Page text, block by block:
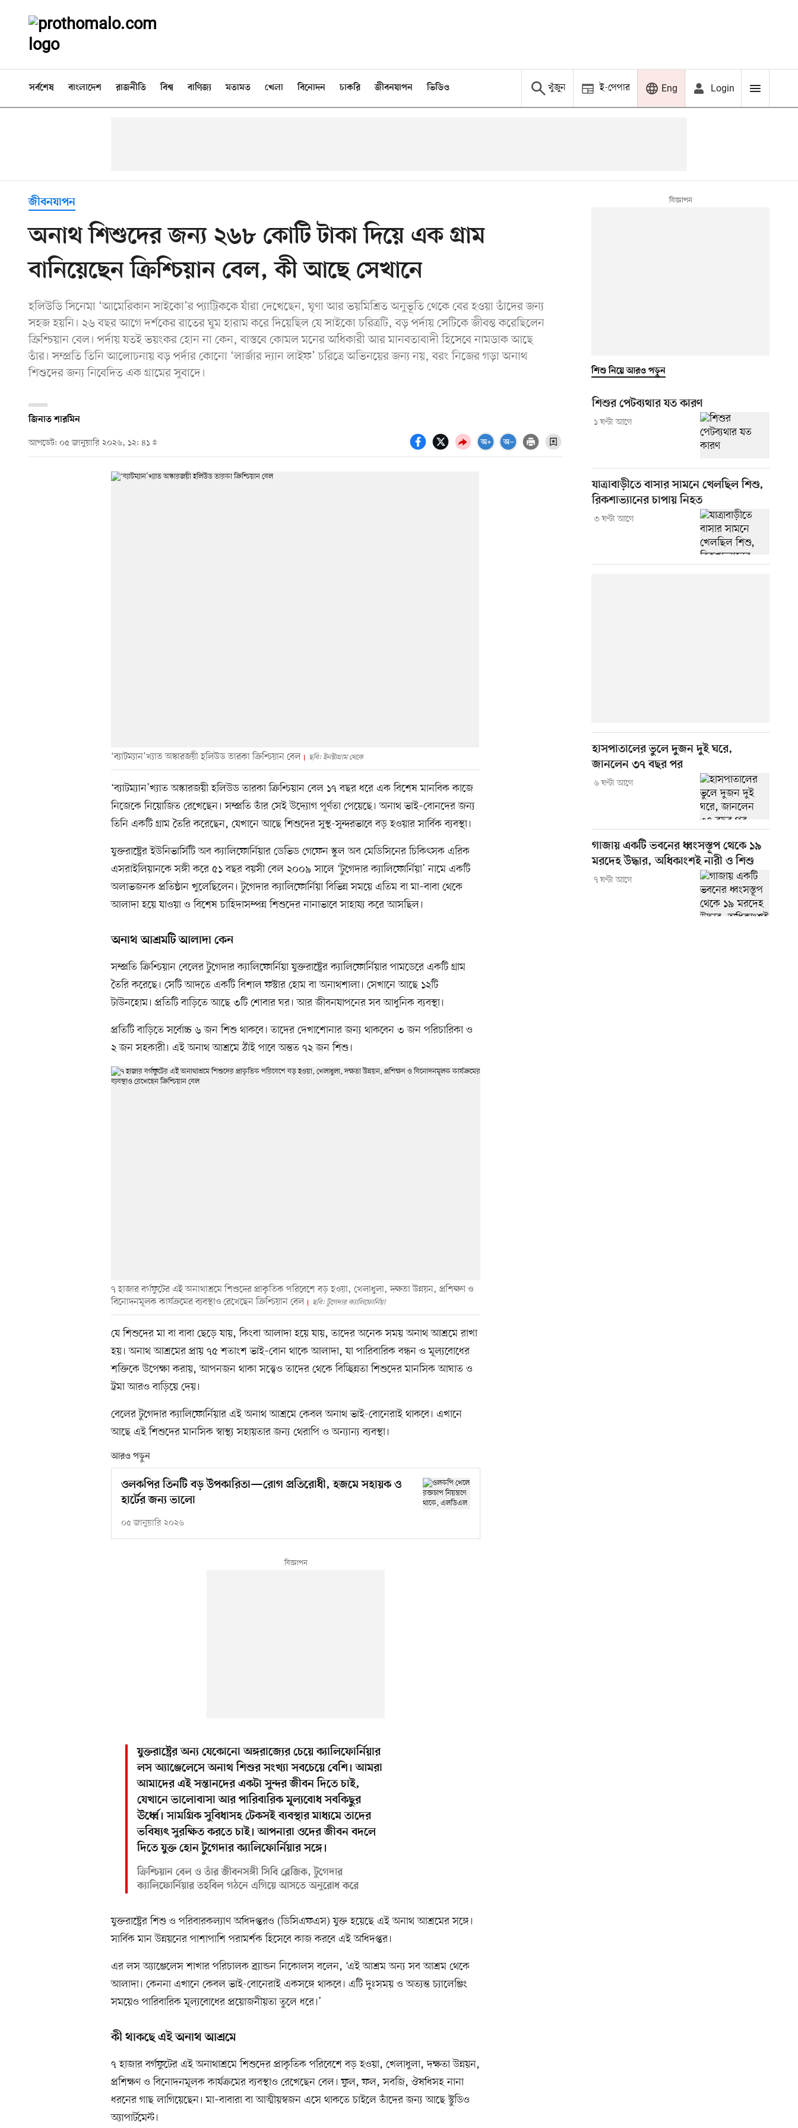
সর্বশেষ বাংলাদেশ রাজনীতি বিশ্ব বাণিজ্য মতামত খেলা বিনোদন চাকরি জীবনযাপন ভিডিও খুঁজুন ই-পেপার Eng Login
জীবনযাপন
অনাথ শিশুদের জন্য ২৬৮ কোটি টাকা দিয়ে এক গ্রাম
বানিয়েছেন ক্রিশ্চিয়ান বেল, কী আছে সেখানে
হলিউডি সিনেমা ‘আমেরিকান সাইকো’র প্যাট্রিককে যাঁরা দেখেছেন, ঘৃণা আর ভয়মিশ্রিত অনুভূতি থেকে বের হওয়া তাঁদের জন্য
সহজ হয়নি। ২৬ বছর আগে দর্শকের রাতের ঘুম হারাম করে দিয়েছিল যে সাইকো চরিত্রটি, বড় পর্দায় সেটিকে জীবন্ত করেছিলেন
ক্রিশ্চিয়ান বেল। পর্দায় যতই ভয়ংকর হোন না কেন, বাস্তবে কোমল মনের অধিকারী আর মানবতাবাদী হিসেবে নামডাক আছে
তাঁর। সম্প্রতি তিনি আলোচনায় বড় পর্দার কোনো ‘লার্জার দ্যান লাইফ’ চরিত্রে অভিনয়ের জন্য নয়, বরং নিজের গড়া অনাথ
শিশুদের জন্য নিবেদিত এক গ্রামের সুবাদে।
জিনাত শারমিন
আপডেট: ০৫ জানুয়ারি ২০২৬, ১২: ৪১
‘ব্যাটম্যান’খ্যাত অস্কারজয়ী হলিউড তারকা ক্রিশ্চিয়ান বেল ছবি: ইনস্টাগ্রাম থেকে
‘ব্যাটম্যান’খ্যাত অস্কারজয়ী হলিউড তারকা ক্রিশ্চিয়ান বেল ১৭ বছর ধরে এক বিশেষ মানবিক কাজে
নিজেকে নিয়োজিত রেখেছেন। সম্প্রতি তাঁর সেই উদ্যোগ পূর্ণতা পেয়েছে। অনাথ ভাই–বোনদের জন্য
তিনি একটি গ্রাম তৈরি করেছেন, যেখানে আছে শিশুদের সুস্থ-সুন্দরভাবে বড় হওয়ার সার্বিক ব্যবস্থা।
যুক্তরাষ্ট্রের ইউনিভার্সিটি অব ক্যালিফোর্নিয়ার ডেভিড গেফেন স্কুল অব মেডিসিনের চিকিৎসক এরিক
এসরাইলিয়ানকে সঙ্গী করে ৫১ বছর বয়সী বেল ২০০৯ সালে ‘টুগেদার ক্যালিফোর্নিয়া’ নামে একটি
অলাভজনক প্রতিষ্ঠান খুলেছিলেন। টুগেদার ক্যালিফোর্নিয়া বিভিন্ন সময়ে এতিম বা মা–বাবা থেকে
আলাদা হয়ে যাওয়া ও বিশেষ চাহিদাসম্পন্ন শিশুদের নানাভাবে সাহায্য করে আসছিল।
অনাথ আশ্রমটি আলাদা কেন
সম্প্রতি ক্রিশ্চিয়ান বেলের টুগেদার ক্যালিফোর্নিয়া যুক্তরাষ্ট্রের ক্যালিফোর্নিয়ার পামডেরে একটি গ্রাম
তৈরি করেছে। সেটি আদতে একটি বিশাল ফস্টার হোম বা অনাথশালা। সেখানে আছে ১২টি
টাউনহোম। প্রতিটি বাড়িতে আছে ৩টি শোবার ঘর। আর জীবনযাপনের সব আধুনিক ব্যবস্থা।
প্রতিটি বাড়িতে সর্বোচ্চ ৬ জন শিশু থাকবে। তাদের দেখাশোনার জন্য থাকবেন ৩ জন পরিচারিকা ও
২ জন সহকারী। এই অনাথ আশ্রমে ঠাঁই পাবে অন্তত ৭২ জন শিশু।
৭ হাজার বর্গফুটের এই অনাথাশ্রমে শিশুদের প্রাকৃতিক পরিবেশে বড় হওয়া, খেলাধুলা, দক্ষতা উন্নয়ন, প্রশিক্ষণ ও
বিনোদনমূলক কার্যক্রমের ব্যবস্থাও রেখেছেন ক্রিশ্চিয়ান বেল
ছবি: টুগেদার ক্যালিফোর্নিয়া
যে শিশুদের মা বা বাবা ছেড়ে যায়, কিংবা আলাদা হয়ে যায়, তাদের অনেক সময় অনাথ আশ্রমে রাখা
হয়। অনাথ আশ্রমের প্রায় ৭৫ শতাংশ ভাই–বোন থাকে আলাদা, যা পারিবারিক বন্ধন ও মূল্যবোধের
শক্তিকে উপেক্ষা করায়, আপনজন থাকা সত্ত্বেও তাদের থেকে বিচ্ছিন্নতা শিশুদের মানসিক আঘাত ও
ট্রমা আরও বাড়িয়ে দেয়।
বেলের টুগেদার ক্যালিফোর্নিয়ার এই অনাথ আশ্রমে কেবল অনাথ ভাই-বোনেরাই থাকবে। এখানে
আছে এই শিশুদের মানসিক স্বাস্থ্য সহায়তার জন্য থেরাপি ও অন্যান্য ব্যবস্থা।
আরও পড়ুন
ওলকপির তিনটি বড় উপকারিতা—রোগ প্রতিরোধী, হজমে সহায়ক ও
হার্টের জন্য ভালো
০৫ জানুয়ারি ২০২৬
যুক্তরাষ্ট্রের অন্য যেকোনো অঙ্গরাজ্যের চেয়ে ক্যালিফোর্নিয়ার
লস অ্যাঞ্জেলেসে অনাথ শিশুর সংখ্যা সবচেয়ে বেশি। আমরা
আমাদের এই সন্তানদের একটা সুন্দর জীবন দিতে চাই,
যেখানে ভালোবাসা আর পারিবারিক মূল্যবোধ সবকিছুর
ঊর্ধ্বে। সামগ্রিক সুবিধাসহ টেকসই ব্যবস্থার মাধ্যমে তাদের
ভবিষ্যৎ সুরক্ষিত করতে চাই। আপনারা ওদের জীবন বদলে
দিতে যুক্ত হোন টুগেদার ক্যালিফোর্নিয়ার সঙ্গে।
ক্রিশ্চিয়ান বেল ও তাঁর জীবনসঙ্গী সিবি ব্লেজিক, টুগেদার
ক্যালিফোর্নিয়ার তহবিল গঠনে এগিয়ে আসতে অনুরোধ করে
যুক্তরাষ্ট্রের শিশু ও পরিবারকল্যাণ অধিদপ্তরও (ডিসিএফএস) যুক্ত হয়েছে এই অনাথ আশ্রমের সঙ্গে।
সার্বিক মান উন্নয়নের পাশাপাশি পরামর্শক হিসেবে কাজ করবে এই অধিদপ্তর।
এর লস অ্যাঞ্জেলেস শাখার পরিচালক ব্র্যান্ডন নিকোলস বলেন, ‘এই আশ্রম অন্য সব আশ্রম থেকে
আলাদা। কেননা এখানে কেবল ভাই-বোনেরাই একসঙ্গে থাকবে। এটি দুঃসময় ও অত্যন্ত চ্যালেঞ্জিং
সময়েও পারিবারিক মূল্যবোধের প্রয়োজনীয়তা তুলে ধরে।’
কী থাকছে এই অনাথ আশ্রমে
৭ হাজার বর্গফুটের এই অনাথাশ্রমে শিশুদের প্রাকৃতিক পরিবেশে বড় হওয়া, খেলাধুলা, দক্ষতা উন্নয়ন,
প্রশিক্ষণ ও বিনোদনমূলক কার্যক্রমের ব্যবস্থাও রেখেছেন বেল। ফুল, ফল, সবজি, ঔষধিসহ নানা
ধরনের গাছ লাগিয়েছেন। মা–বাবারা বা আত্মীয়স্বজন এসে থাকতে চাইলে তাঁদের জন্য আছে স্টুডিও
অ্যাপার্টমেন্ট।
শিশু নিয়ে আরও পড়ুন
শিশুর পেটব্যথার যত কারণ
১ ঘণ্টা আগে
যাত্রাবাড়ীতে বাসার সামনে খেলছিল শিশু,
রিকশাভ্যানের চাপায় নিহত
৩ ঘণ্টা আগে
হাসপাতালের ভুলে দুজন দুই ঘরে,
জানলেন ৩৭ বছর পর
৬ ঘণ্টা আগে
গাজায় একটি ভবনের ধ্বংসস্তূপ থেকে ১৯
মরদেহ উদ্ধার, অধিকাংশই নারী ও শিশু
৭ ঘণ্টা আগে